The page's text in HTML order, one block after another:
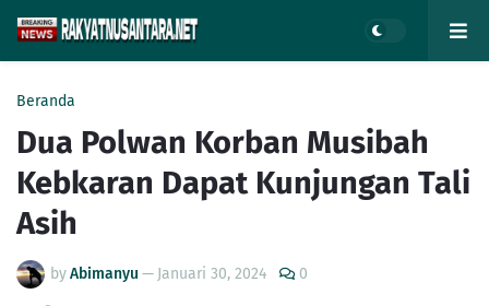
Beranda
Dua Polwan Korban Musibah
Kebkaran Dapat Kunjungan Tali
Asih
byAbimanyu — Januari 30, 2024 0